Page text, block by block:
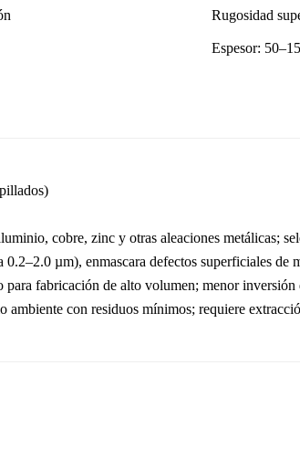
Rugosidad
Espesor:
cobre, zinc y otras aleaciones metálicas;
µm), enmascara defectos superficiales
fabricación de alto volumen; menor
ambiente con residuos mínimos; requiere